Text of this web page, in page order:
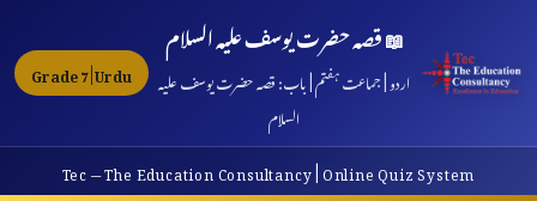
📖 قصہ حضرت یوسف علیہ السلام
اردو | جماعت ہفتم | باب: قصہ حضرت یوسف علیہ
السلام
Grade 7 | Urdu
Tec — The Education Consultancy | Online Quiz System